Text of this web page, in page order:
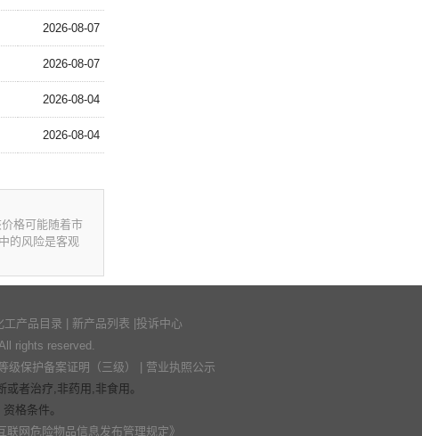
2026-08-07
2026-08-07
2026-08-04
2026-08-04
格可能随着市
的风险是客观
工产品目录 新产品列表 投诉中心
rights reserved.
级保护备案证明（三级）
营业执照公示
者治疗,非药用,非食用。
格条件。
联网危险物品信息发布管理规定》